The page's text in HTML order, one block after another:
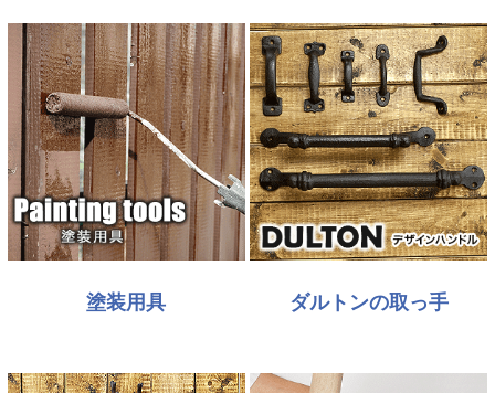
塗装用具 ダルトンの取っ手